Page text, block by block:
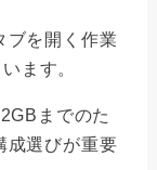
ブを開く作業
ます。
までのた
成選びが重要